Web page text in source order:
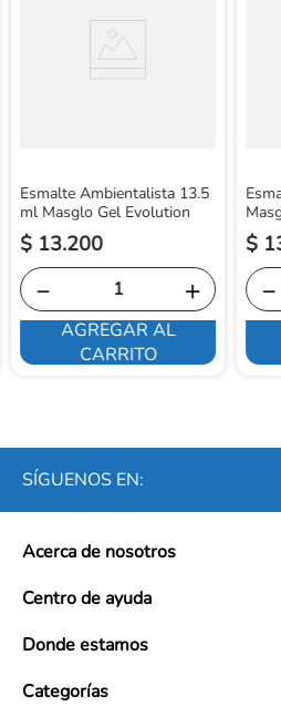
Esmalte Ambientalista 13.5
ml Masglo Gel Evolution
$ 13.200
＋
－
AGREGAR AL
CARRITO
$
－
SÍGUENOS EN:
Acerca de nosotros
Misión
Trabaja con nosotros
Ética empresarial
Centro de ayuda
Políticas de tratamiento de datos
PQRS y Garantías
Donde estamos
Mapa de tiendas
Contacto
Categorías